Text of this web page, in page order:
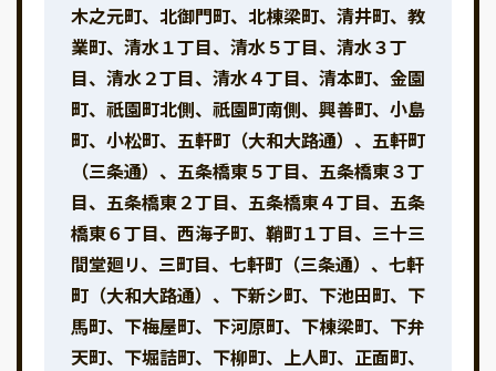
木之元町、北御門町、北棟梁町、清井町、教
業町、清水１丁目、清水５丁目、清水３丁
目、清水２丁目、清水４丁目、清本町、金園
町、祇園町北側、祇園町南側、興善町、小島
町、小松町、五軒町（大和大路通）、五軒町
（三条通）、五条橋東５丁目、五条橋東３丁
目、五条橋東２丁目、五条橋東４丁目、五条
橋東６丁目、西海子町、鞘町１丁目、三十三
間堂廻リ、三町目、七軒町（三条通）、七軒
町（大和大路通）、下新シ町、下池田町、下
馬町、下梅屋町、下河原町、下棟梁町、下弁
天町、下堀詰町、下柳町、上人町、正面町、